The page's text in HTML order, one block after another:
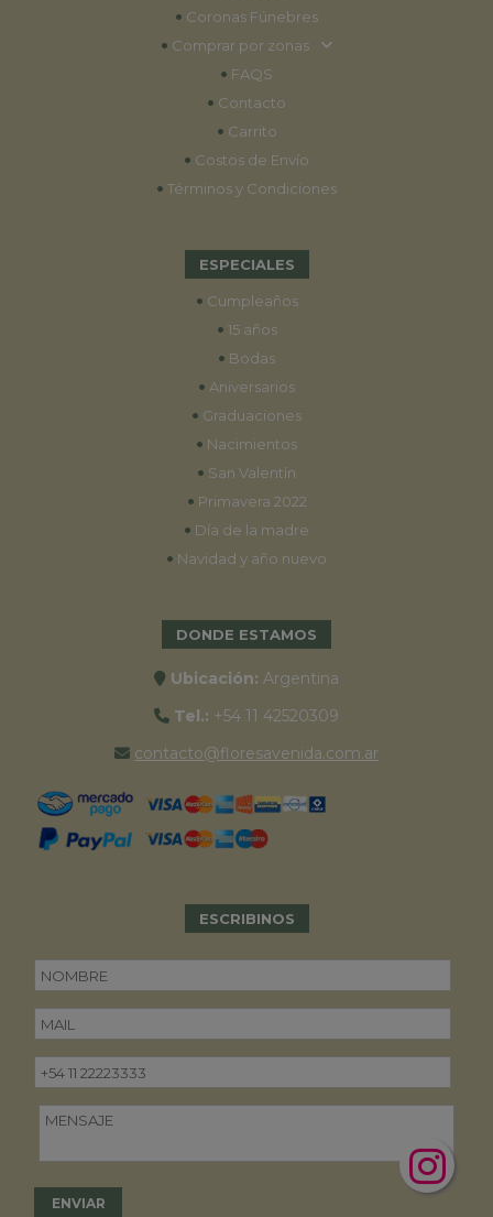
• Coronas Fúnebres
• Comprar por zonas
• FAQS
• Contacto
• Carrito
• Costos de Envío
• Términos y Condiciones
ESPECIALES
• Cumpleaños
• 15 años
• Bodas
• Aniversarios
• Graduaciones
• Nacimientos
• San Valentín
• Primavera 2022
• Día de la madre
• Navidad y año nuevo
DONDE ESTAMOS
Ubicación: Argentina
Tel.: +54 11 42520309
contacto@floresavenida.com.ar
ESCRIBINOS